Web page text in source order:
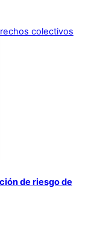
colectivos
de riesgo de